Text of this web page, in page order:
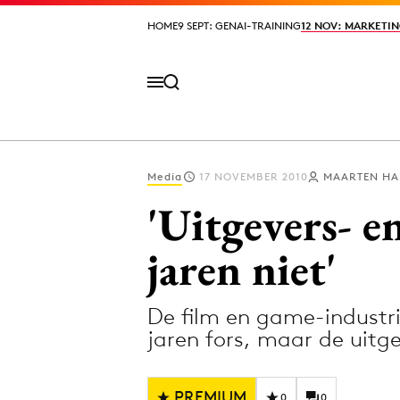
HOME9 SEPT: GENAI-TRAINING12 NOV:
HOME9 SEPT: GENAI-TRAINING12 NOV:
Design
Digital
Diversiteit
Media 17 NOVEMBER 2010 MAARTEN
'Uitgevers-
jaren niet'
De film en game-
jaren fors, maar de
0 0